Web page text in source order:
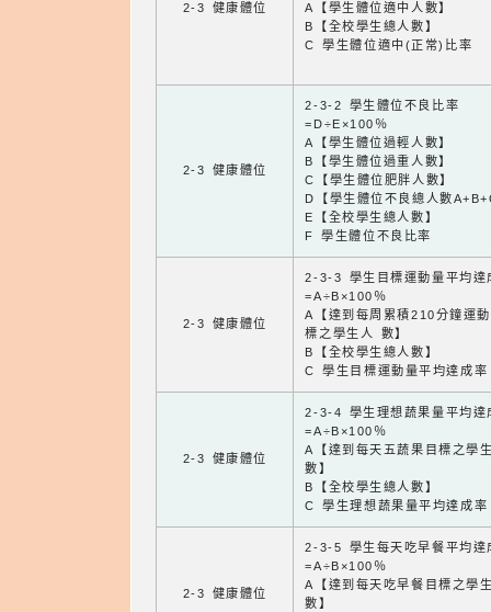
2-3 健康體位
A【學生體位適中人數】
B【全校學生總人數】
C 學生體位適中(正常)比率
2-3 健康體位
2-3-2 學生體位不良比率
=D÷E×100％
A【學生體位過輕人數】
B【學生體位過重人數】
C【學生體位肥胖人數】
D【學生體位不良總人數
E【全校學生總人數】
F 學生體位不良比率
2-3 健康體位
2-3-3 學生目標運動量平均達
=A÷B×100％
A【達到每周累積210分鐘運
標之學生人 數】
B【全校學生總人數】
C 學生目標運動量平均達成率
2-3 健康體位
2-3-4 學生理想蔬果量平均達
=A÷B×100％
A【達到每天五蔬果目標之學
數】
B【全校學生總人數】
C 學生理想蔬果量平均達成率
2-3 健康體位
2-3-5 學生每天吃早餐平均達
=A÷B×100％
A【達到每天吃早餐目標之學
數】